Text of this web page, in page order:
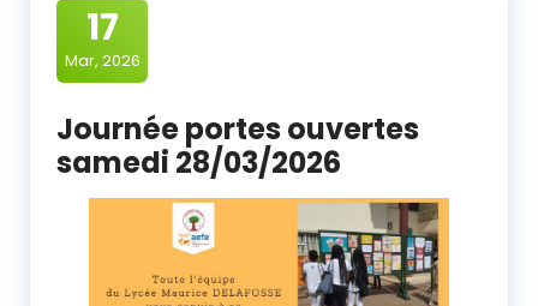
17
Mar, 2026
Journée portes ouvertes
samedi 28/03/2026